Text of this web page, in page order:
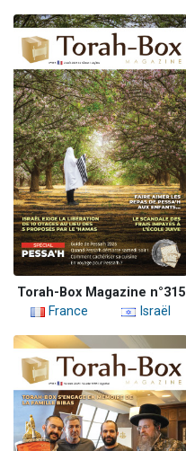
Torah-Box Magazine n°315
France
Israël